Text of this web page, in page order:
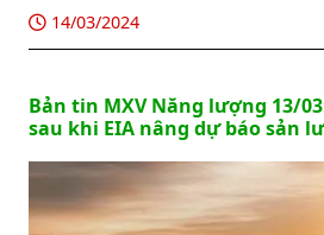
góp phần thúc đẩy đà tăng của giá.
14/03/2024
Bản tin MXV Năng lượng 13/
sau khi EIA nâng dự báo sản